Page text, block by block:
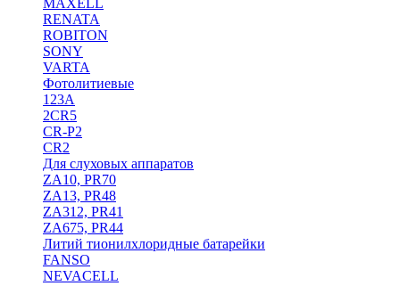
MAXELL
RENATA
ROBITON
SONY
VARTA
Фотолитиевые
123A
2CR5
CR-P2
CR2
Для слуховых аппаратов
ZA10, PR70
ZA13, PR48
ZA312, PR41
ZA675, PR44
Литий тионилхлоридные батарейки
FANSO
NEVACELL